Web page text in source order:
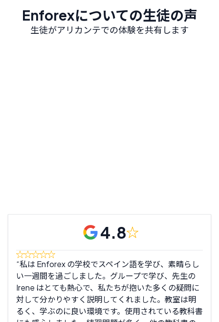
Enforexについての生徒の声
生徒がアリカンテでの体験を共有します
4.8
私は Enforex の学校でスペイン語を学び、素晴らし
い一週間を過ごしました。グループで学び、先生の
Irene はとても熱心で、私たちが抱いた多くの疑問に
対して分かりやすく説明してくれました。教室は明
るく、学ぶのに良い環境です。使用されている教科書